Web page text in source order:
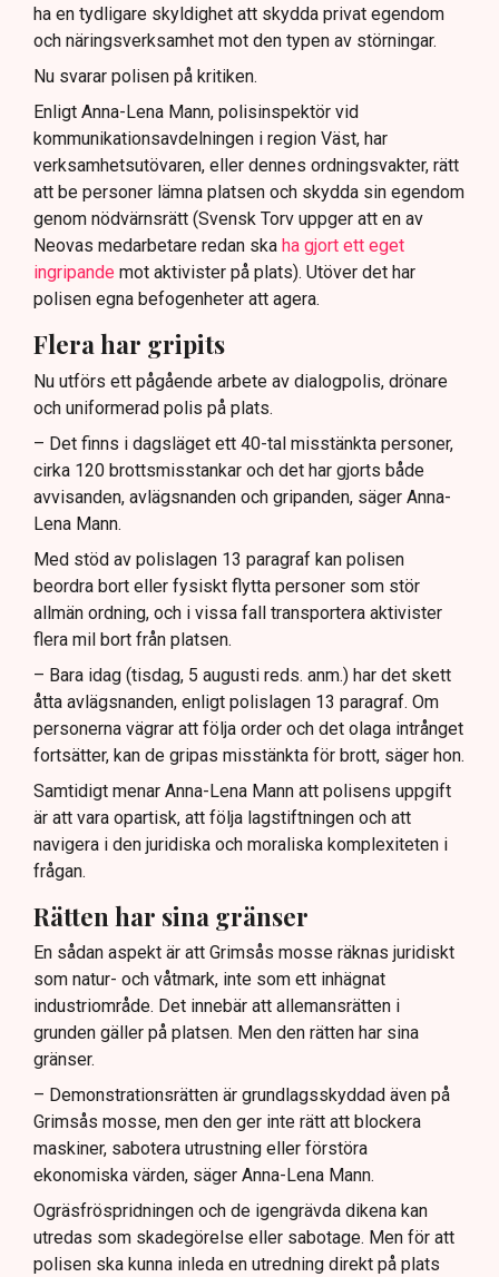
ha en tydligare skyldighet att skydda privat egendom
och näringsverksamhet mot den typen av störningar.
Nu svarar polisen på kritiken.
Enligt Anna-Lena Mann, polisinspektör vid
kommunikationsavdelningen i region Väst, har
verksamhetsutövaren, eller dennes ordningsvakter, rätt
att be personer lämna platsen och skydda sin egendom
genom nödvärnsrätt (Svensk Torv uppger att en av
Neovas medarbetare redan ska ha gjort ett eget
ingripande mot aktivister på plats). Utöver det har
polisen egna befogenheter att agera.
Flera har gripits
Nu utförs ett pågående arbete av dialogpolis, drönare
och uniformerad polis på plats.
– Det finns i dagsläget ett 40-tal misstänkta personer,
cirka 120 brottsmisstankar och det har gjorts både
avvisanden, avlägsnanden och gripanden, säger Anna-
Lena Mann.
Med stöd av polislagen 13 paragraf kan polisen
beordra bort eller fysiskt flytta personer som stör
allmän ordning, och i vissa fall transportera aktivister
flera mil bort från platsen.
– Bara idag (tisdag, 5 augusti reds. anm.) har det skett
åtta avlägsnanden, enligt polislagen 13 paragraf. Om
personerna vägrar att följa order och det olaga intrånget
fortsätter, kan de gripas misstänkta för brott, säger hon.
Samtidigt menar Anna-Lena Mann att polisens uppgift
är att vara opartisk, att följa lagstiftningen och att
navigera i den juridiska och moraliska komplexiteten i
frågan.
Rätten har sina gränser
En sådan aspekt är att Grimsås mosse räknas juridiskt
som natur- och våtmark, inte som ett inhägnat
industriområde. Det innebär att allemansrätten i
grunden gäller på platsen. Men den rätten har sina
gränser.
– Demonstrationsrätten är grundlagsskyddad även på
Grimsås mosse, men den ger inte rätt att blockera
maskiner, sabotera utrustning eller förstöra
ekonomiska värden, säger Anna-Lena Mann.
Ogräsfröspridningen och de igengrävda dikena kan
utredas som skadegörelse eller sabotage. Men för att
polisen ska kunna inleda en utredning direkt på plats